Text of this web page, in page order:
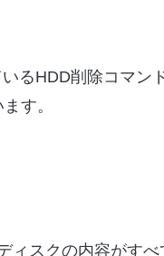
るHDD削除コマン
す。
ィスクの内容がす